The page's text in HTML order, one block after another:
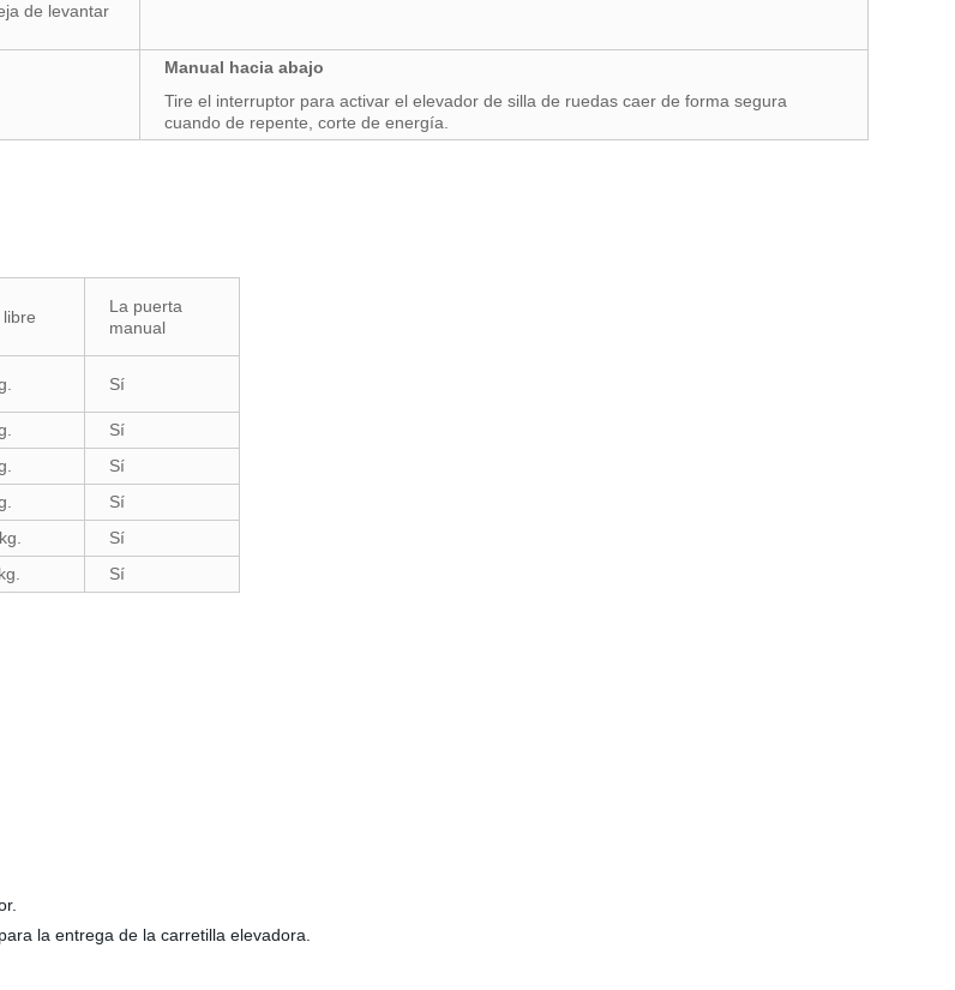
de levantar
Manual hacia abajo
Tire el interruptor para activar el elevador de silla de ruedas caer de forma segura
cuando de repente, corte de energía.
libre
La puerta
manual
Sí
Sí
Sí
Sí
Sí
Sí
la entrega de la carretilla elevadora.